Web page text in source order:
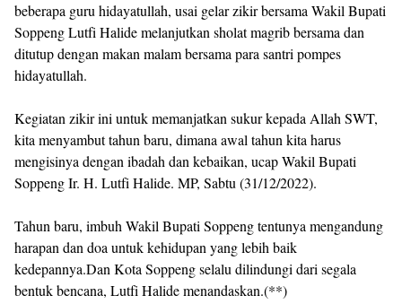
beberapa guru hidayatullah, usai gelar zikir bersama Wakil Bupati
Soppeng Lutfi Halide melanjutkan sholat magrib bersama dan
ditutup dengan makan malam bersama para santri pompes
hidayatullah.
Kegiatan zikir ini untuk memanjatkan sukur kepada Allah SWT,
kita menyambut tahun baru, dimana awal tahun kita harus
mengisinya dengan ibadah dan kebaikan, ucap Wakil Bupati
Soppeng Ir. H. Lutfi Halide. MP, Sabtu (31/12/2022).
Tahun baru, imbuh Wakil Bupati Soppeng tentunya mengandung
harapan dan doa untuk kehidupan yang lebih baik
kedepannya.Dan Kota Soppeng selalu dilindungi dari segala
bentuk bencana, Lutfi Halide menandaskan.(**)